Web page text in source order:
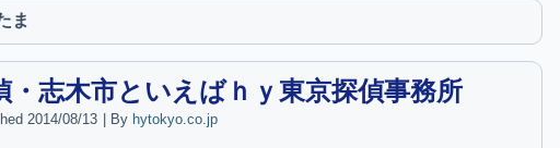
ま
・志木市といえばｈｙ東京探偵事務所
2014/08/13 By hytokyo.co.jp